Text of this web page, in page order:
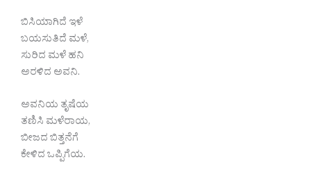
ಬಿಸಿಯಾಗಿದೆ ಇಳೆ
ಬಯಸುತಿದೆ ಮಳೆ,
ಸುರಿದ ಮಳೆ ಹನಿ
ಅರಳಿದ ಅವನಿ.
ಅವನಿಯ ತೃಷೆಯ
ತಣಿಸಿ ಮಳೆರಾಯ,
ಬೀಜದ ಬಿತ್ತನೆಗೆ
ಕೇಳಿದ ಒಪ್ಪಿಗೆಯ.